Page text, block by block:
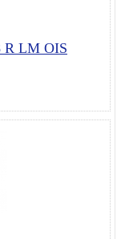
R LM OIS